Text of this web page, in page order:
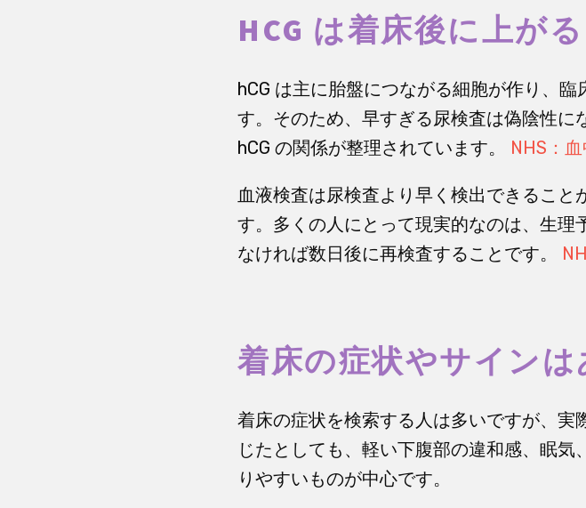
HCG は着床後に上がる
hCG は主に胎盤につながる細胞が作り、
す。そのため、早すぎる尿検査は偽陰性に
hCG の関係が整理されています。 NHS：
血液検査は尿検査より早く検出できるこ
す。多くの人にとって現実的なのは、生
なければ数日後に再検査することです。
着床の症状やサインは
着床の症状を検索する人は多いですが、
じたとしても、軽い下腹部の違和感、眠
りやすいものが中心です。